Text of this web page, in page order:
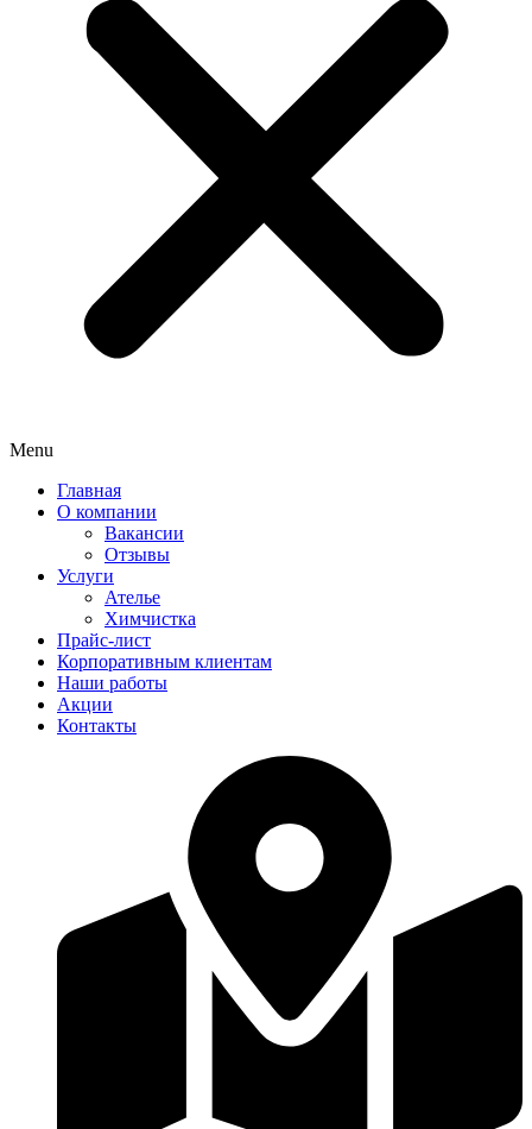
Menu
Главная
О компании
Вакансии
Отзывы
Услуги
Ателье
Химчистка
Прайс-лист
Корпоративным клиентам
Наши работы
Акции
Контакты